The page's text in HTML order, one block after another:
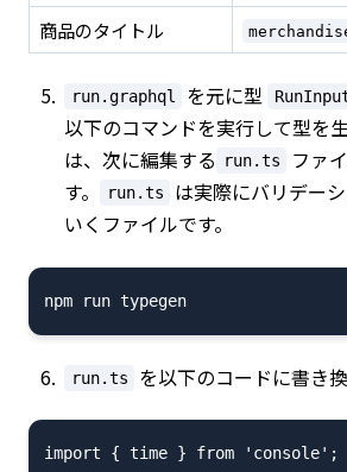
商品のタイトル
run.graphql を元に型
以下のコマンドを実行して型を
は、次に編集する
run.ts
ファ
す。
run.ts
は実際にバリデー
いくファイルです。
npm run typegen
run.ts を以下のコードに書き換
import { time } from 'console';